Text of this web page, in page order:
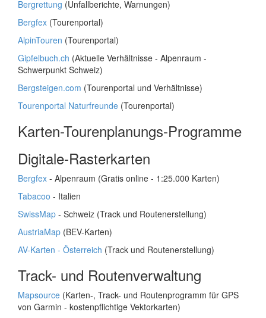
Bergrettung (Unfallberichte, Warnungen)
Bergfex (Tourenportal)
AlpinTouren (Tourenportal)
Gipfelbuch.ch (Aktuelle Verhältnisse - Alpenraum -
Schwerpunkt Schweiz)
Bergsteigen.com (Tourenportal und Verhältnisse)
Tourenportal Naturfreunde (Tourenportal)
Karten-Tourenplanungs-Programme
Digitale-Rasterkarten
Bergfex - Alpenraum (Gratis online - 1:25.000 Karten)
Tabacoo - Italien
SwissMap - Schweiz (Track und Routenerstellung)
AustriaMap (BEV-Karten)
AV-Karten - Österreich (Track und Routenerstellung)
Track- und Routenverwaltung
Mapsource (Karten-, Track- und Routenprogramm für GPS
von Garmin - kostenpflichtige Vektorkarten)